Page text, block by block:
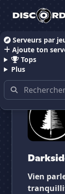
Serveurs par
Ajoute ton
Tops
Plus
Accueil
Vien
Es-tu sûr